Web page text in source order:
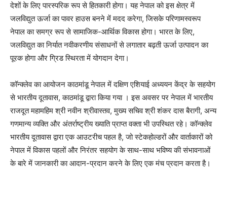
देशों के लिए पारस्परिक रूप से हितकारी होगा। यह नेपाल को इस क्षेत्र में
जलविद्युत ऊर्जा का पावर हाउस बनने में मदद करेगा, जिसके परिणामस्वरूप
नेपाल का समग्र रूप से सामाजिक-आर्थिक विकास होगा। भारत के लिए,
जलविद्युत का निर्यात नवीकरणीय संसाधनों से लगातार बढ़ती ऊर्जा उत्पादन का
पूरक होगा और ग्रिड स्थिरता में योगदान देगा।
कॉन्क्लेव का आयोजन काठमांडू नेपाल में दक्षिण एशियाई अध्ययन केंद्र के सहयोग
से भारतीय दूतावास, काठमांडू द्वारा किया गया । इस अवसर पर नेपाल में भारतीय
राजदूत महामहिम श्री नवीन श्रीवास्तव, मुख्य सचिव श्री शंकर दास बैरागी, अन्य
गणमान्य व्यक्ति और अंतर्राष्ट्रीय ख्याति प्राप्त वक्ता भी उपस्थित रहे। कॉन्क्लेव
भारतीय दूतावास द्वारा एक आउटरीच पहल है, जो स्‍टेकहोल्‍डरों और वार्ताकारों को
नेपाल में विकास पहलों और निरंतर सहयोग के साथ-साथ भविष्य की संभावनाओं
के बारे में जानकारी का आदान-प्रदान करने के लिए एक मंच प्रदान करता है।